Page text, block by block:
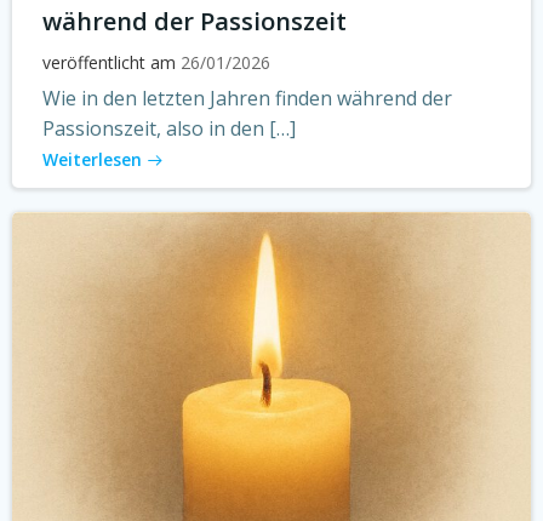
während der Passionszeit
veröffentlicht am 26/01/2026
Wie in den letzten Jahren finden während der
Passionszeit, also in den […]
Weiterlesen